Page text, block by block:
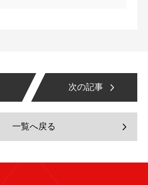
次の記事
一覧へ戻る